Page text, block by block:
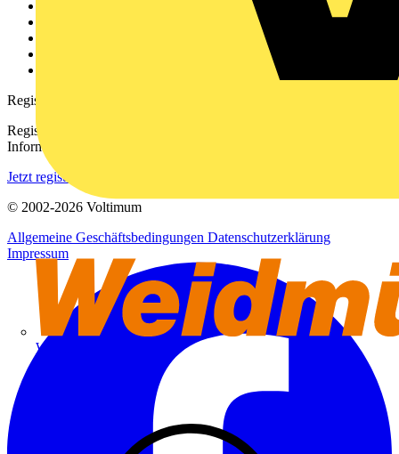
Weidmüller
Registrierung
Registrieren Sie sich kostenlos und erhalten Sie stets aktuelle
Informationen aus der Elektroindustrie.
Jetzt registrieren
© 2002-2026 Voltimum
Allgemeine Geschäftsbedingungen Datenschutzerklärung
Impressum